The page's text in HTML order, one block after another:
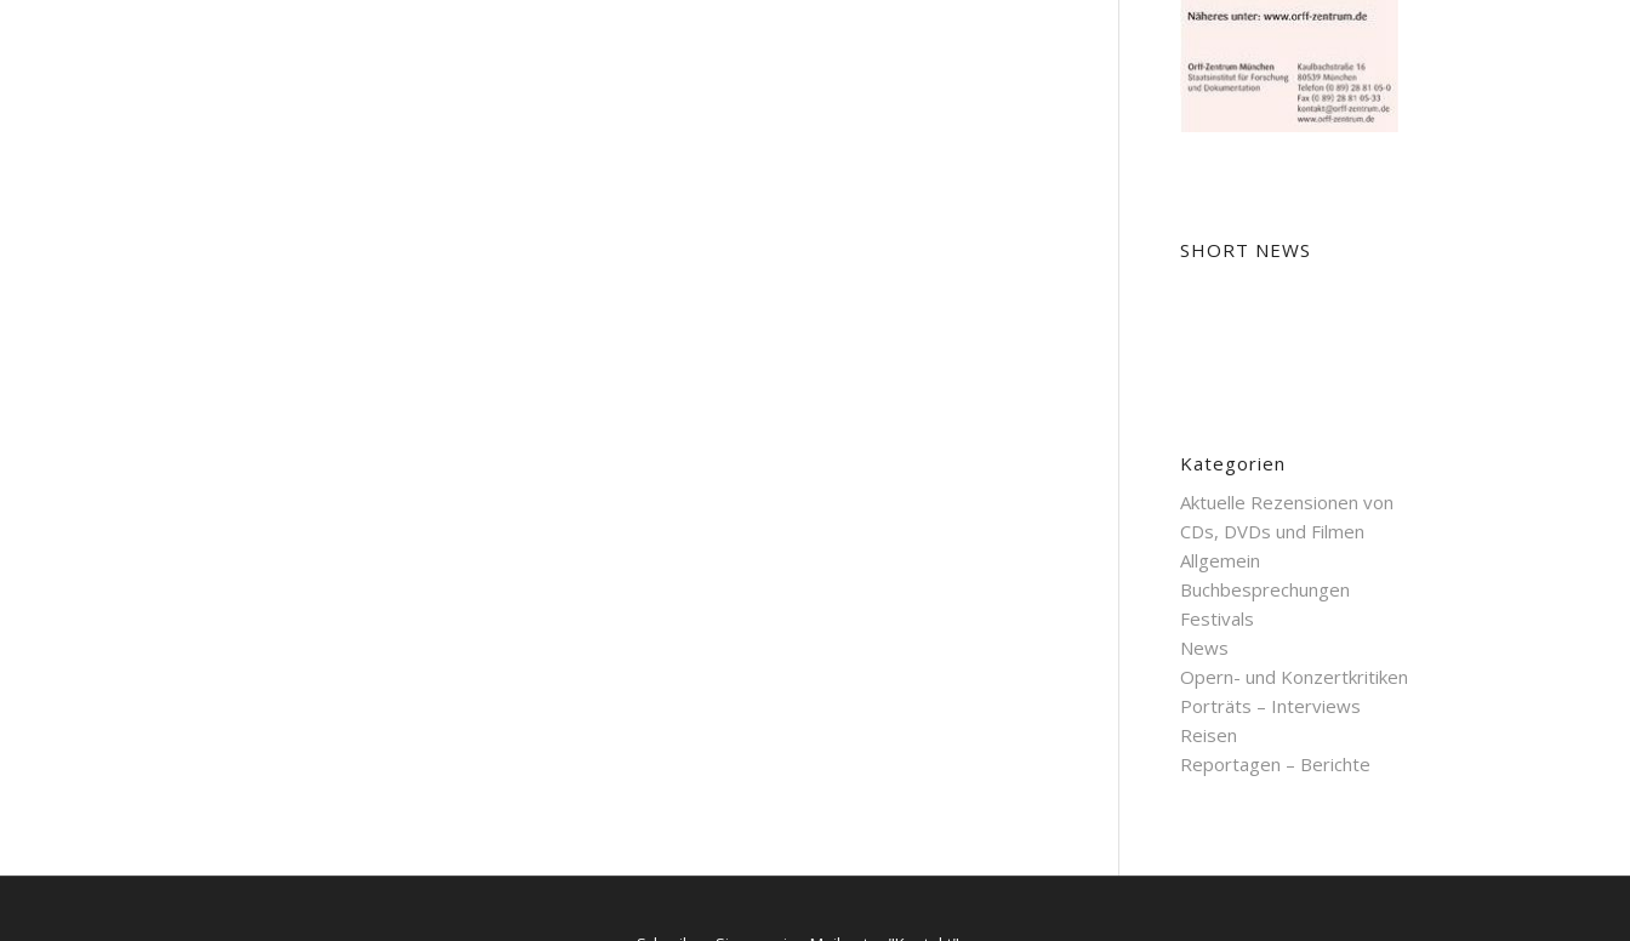
SHORT NEWS
Kategorien
Aktuelle Rezensionen von
CDs, DVDs und Filmen
Allgemein
Buchbesprechungen
Festivals
News
Opern- und Konzertkritiken
Porträts – Interviews
Reisen
Reportagen – Berichte